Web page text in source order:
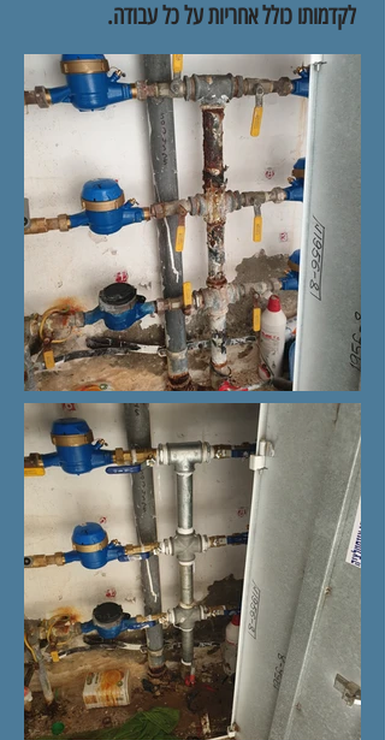
לקדמותו כולל אחריות על כל עבודה.